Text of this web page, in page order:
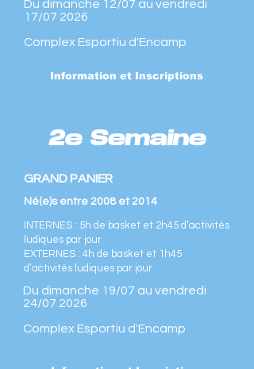
Du dimanche 12/07 au vendredi
17/07 2026
Complex Esportiu d'Encamp
Information et Inscriptions
2e Semaine
GRAND PANIER
Né(e)s entre 2008 et 2014
INTERNES : 5h de basket et 2h45 d’activités
ludiques par jour
EXTERNES : 4h de basket et 1h45
d’activités ludiques par jour
Du dimanche 19/07 au vendredi
24/07 2026
Complex Esportiu d'Encamp